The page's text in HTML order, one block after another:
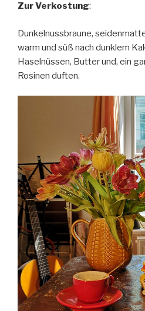
Zur Verkostung:
Dunkelnussbraune,
warm und süß nach dunklem
Haselnüssen, Butter und, ein
Rosinen duften.